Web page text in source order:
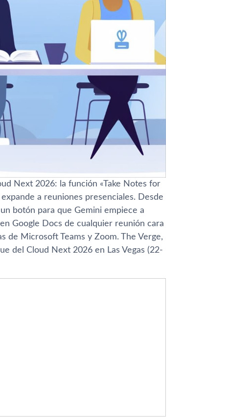
Next 2026: la función «Take Notes for
a reuniones presenciales. Desde
botón para que Gemini empiece a
Google Docs de cualquier reunión cara
de Microsoft Teams y Zoom. The Verge,
del Cloud Next 2026 en Las Vegas (22-